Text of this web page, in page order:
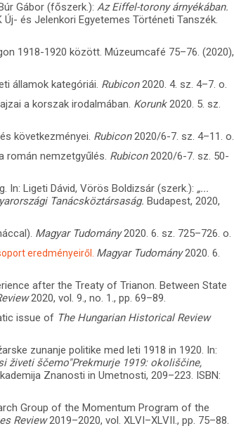
Gábor (főszerk.):Az Eiffel-torony árnyékában.
Új- és Jelenkori Egyetemes Történeti Tanszék.
1918-1920 között. Múzeumcafé 75–76. (2020),
államok kategóriái. Rubicon2020. 4. sz. 4–7. o.
a korszak irodalmában. Korunk2020. 5. sz.
következményei. Rubicon2020/6-7. sz. 4–11. o.
román nemzetgyűlés. Rubicon2020/6-7. sz. 50-
In: Ligeti Dávid, Vörös Boldizsár (szerk.): „...
Tanácsköztársaság.Budapest, 2020,
Magyar Tudomány2020. 6. sz. 725–726. o.
eredményeiről. Magyar Tudomány2020. 6.
after the Treaty of Trianon. Between State
2020, vol. 9., no. 1., pp. 69–89.
issue of The Hungarian Historical Review
zunanje politike med leti 1918 in 1920. In:
živeti ščemo"Prekmurje 1919: okoliščine,
Znanosti in Umetnosti, 209–223. ISBN:
Group of the Momentum Program of the
Review2019–2020, vol. XLVI–XLVII., pp. 75–88.